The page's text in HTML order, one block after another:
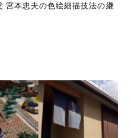
宮本忠夫の色絵細描技法の継